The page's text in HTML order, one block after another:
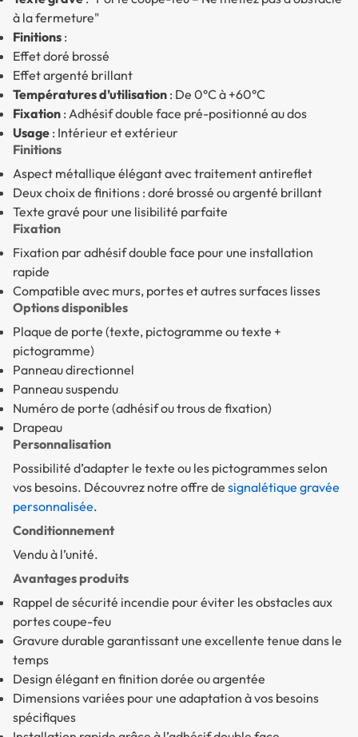
à la fermeture"
Finitions :
Effet doré brossé
Effet argenté brillant
Températures d’utilisation : De 0°C à +60°C
Fixation : Adhésif double face pré-positionné au dos
Usage : Intérieur et extérieur
Finitions
Aspect métallique élégant avec traitement antireflet
Deux choix de finitions : doré brossé ou argenté brillant
Texte gravé pour une lisibilité parfaite
Fixation
Fixation par adhésif double face pour une installation
rapide
Compatible avec murs, portes et autres surfaces lisses
Options disponibles
Plaque de porte (texte, pictogramme ou texte +
pictogramme)
Panneau directionnel
Panneau suspendu
Numéro de porte (adhésif ou trous de fixation)
Drapeau
Personnalisation
Possibilité d’adapter le texte ou les pictogrammes selon
vos besoins. Découvrez notre offre de signalétique gravée
personnalisée.
Conditionnement
Vendu à l’unité.
Avantages produits
Rappel de sécurité incendie pour éviter les obstacles aux
portes coupe-feu
Gravure durable garantissant une excellente tenue dans le
temps
Design élégant en finition dorée ou argentée
Dimensions variées pour une adaptation à vos besoins
spécifiques